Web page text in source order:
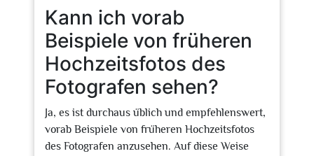
Kann ich vorab
Beispiele von früheren
Hochzeitsfotos des
Fotografen sehen?
Ja, es ist durchaus üblich und empfehlenswert,
vorab Beispiele von früheren Hochzeitsfotos
des Fotografen anzusehen. Auf diese Weise